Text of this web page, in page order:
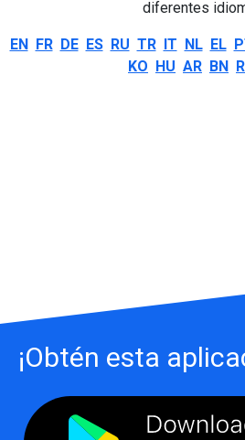
diferentes
EN FR DE ES RU TR IT NL EL
KO HU AR BN
¡Obtén esta